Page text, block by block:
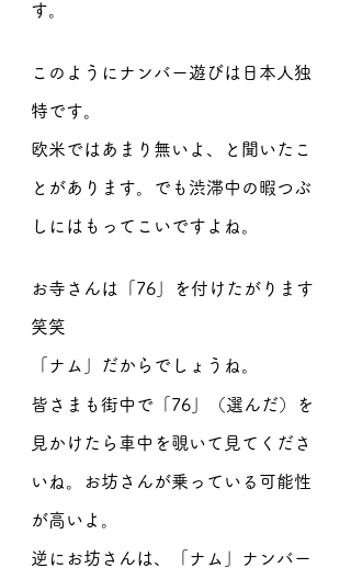
す。
このようにナンバー遊びは日本人独
特です。
欧米ではあまり無いよ、と聞いたこ
とがあります。でも渋滞中の暇つぶ
しにはもってこいですよね。
お寺さんは「76」を付けたがります
笑笑
「ナム」だからでしょうね。
皆さまも街中で「76」（選んだ）を
見かけたら車中を覗いて見てくださ
いね。お坊さんが乗っている可能性
が高いよ。
逆にお坊さんは、「ナム」ナンバー